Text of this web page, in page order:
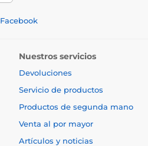
Facebook
Nuestros servicios
Devoluciones
Servicio de productos
Productos de segunda mano
Venta al por mayor
Artículos y noticias